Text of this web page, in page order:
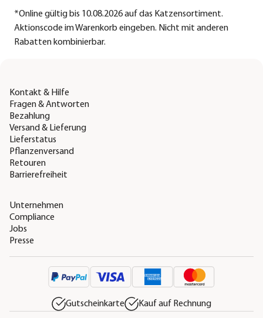
*Online gültig bis 10.08.2026 auf das Katzensortiment.
Aktionscode im Warenkorb eingeben. Nicht mit anderen
Rabatten kombinierbar.
Kontakt & Hilfe
Fragen & Antworten
Bezahlung
Versand & Lieferung
Lieferstatus
Pflanzenversand
Retouren
Barrierefreiheit
Unternehmen
Compliance
Jobs
Presse
Gutscheinkarte Kauf auf Rechnung